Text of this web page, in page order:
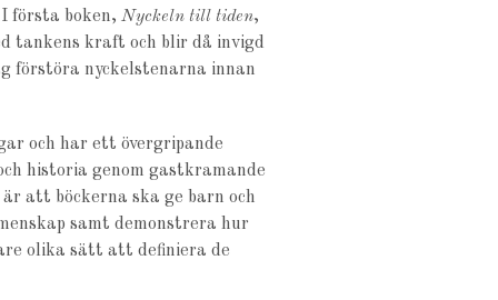
första boken, Nyckeln till tiden,
tankens kraft och blir då invigd
förstöra nyckelstenarna innan
och har ett övergripande
historia genom gastkramande
att böckerna ska ge barn och
samt demonstrera hur
olika sätt att definiera de